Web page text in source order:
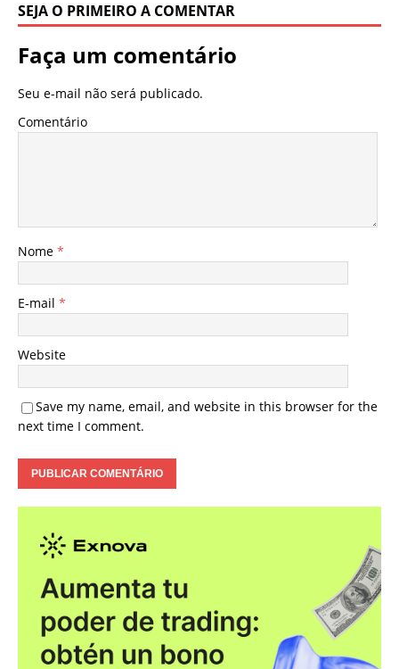
SEJA O PRIMEIRO A COMENTAR
Faça um comentário
Seu e-mail não será publicado.
Comentário
Nome *
E-mail *
Website
Save my name, email, and website in this browser for the
next time I comment.